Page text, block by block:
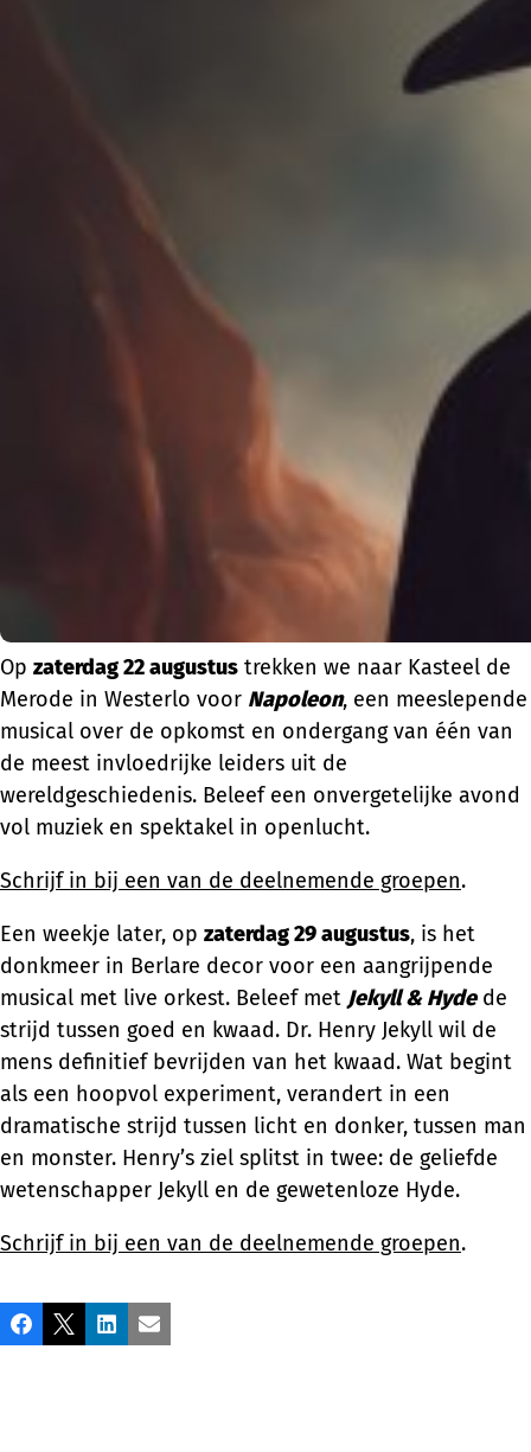
Op zaterdag 22 augustus trekken we naar Kasteel de
Merode in Westerlo voor Napoleon, een meeslepende
musical over de opkomst en ondergang van één van
de meest invloedrijke leiders uit de
wereldgeschiedenis. Beleef een onvergetelijke avond
vol muziek en spektakel in openlucht.
Schrijf in bij een van de deelnemende groepen.
Een weekje later, op zaterdag 29 augustus, is het
donkmeer in Berlare decor voor een aangrijpende
musical met live orkest. Beleef met Jekyll & Hydede
strijd tussen goed en kwaad. Dr. Henry Jekyll wil de
mens definitief bevrijden van het kwaad. Wat begint
als een hoopvol experiment, verandert in een
dramatische strijd tussen licht en donker, tussen man
en monster. Henry’s ziel splitst in twee: de geliefde
wetenschapper Jekyll en de gewetenloze Hyde.
Schrijf in bij een van de deelnemende groepen.
Partager
cette
Facebook
X LinkedInEmail